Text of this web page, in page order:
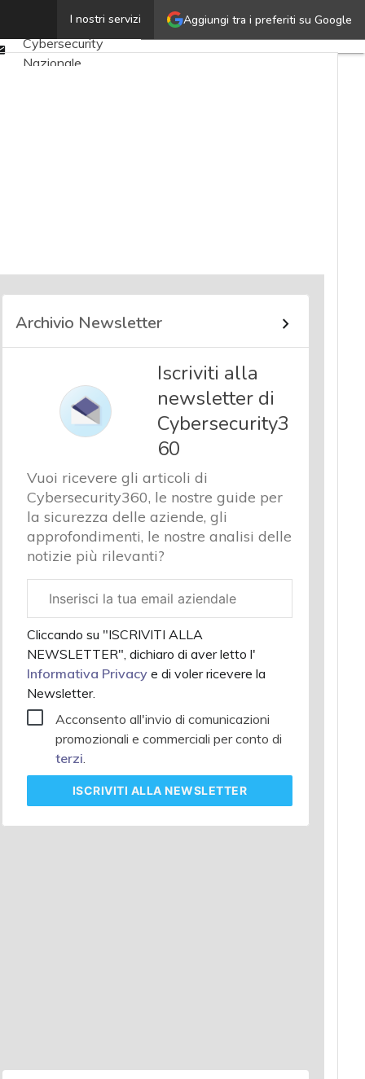
Aggiungi tra i preferiti su Google
I nostri servizi
Email
Ultimi articoli
Cybersecurity
Nazionale
Corsi cybersecurity
Chi siamo
Archivio Newsletter
Iscriviti alla
newsletter di
Cybersecurity3
60
Vuoi ricevere gli articoli di
Cybersecurity360, le nostre guide per
la sicurezza delle aziende, gli
approfondimenti, le nostre analisi delle
notizie più rilevanti?
aziendale
Cliccando su "ISCRIVITI ALLA
NEWSLETTER", dichiaro di aver letto l'
Informativa Privacy e di voler ricevere la
Newsletter.
Acconsento all'invio di comunicazioni
promozionali e commerciali per conto di
terzi.
ISCRIVITI ALLA NEWSLETTER